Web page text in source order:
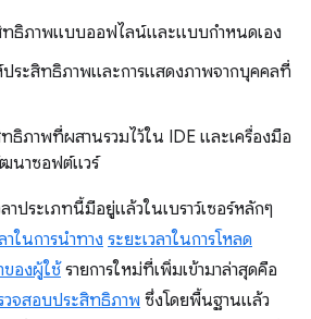
สิทธิภาพแบบออฟไลน์และแบบกําหนดเอง
ประสิทธิภาพและการแสดงภาพจากบุคคลที่
ธิภาพที่ผสานรวมไว้ใน IDE และเครื่องมือ
นาซอฟต์แวร์
ลาประเภทนี้มีอยู่แล้วในเบราว์เซอร์หลักๆ
าในการนําทาง ระยะเวลาในการโหลด
ของผู้ใช้รายการใหม่ที่เพิ่มเข้ามาล่าสุดคือ
วจสอบประสิทธิภาพ ซึ่งโดยพื้นฐานแล้ว